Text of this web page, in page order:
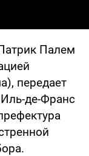
Палем
передает
Иль-де-Франс